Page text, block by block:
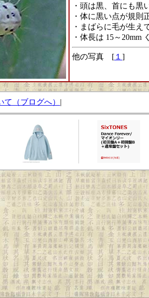
・頭は黒、首にも黒
・体に黒い点が規則
・まばらに毛が生え
・体長は 15～20mm
他の写真 [ １ ]
（ブログへ） |